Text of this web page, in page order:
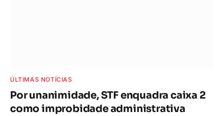
ÚLTIMAS NOTÍCIAS
Por unanimidade, STF enquadra caixa 2
como improbidade administrativa